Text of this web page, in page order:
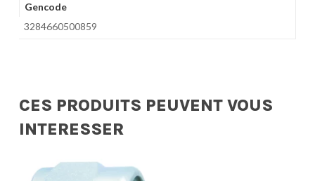
Gencode
3284660500859
CES PRODUITS PEUVENT VOUS
INTERESSER